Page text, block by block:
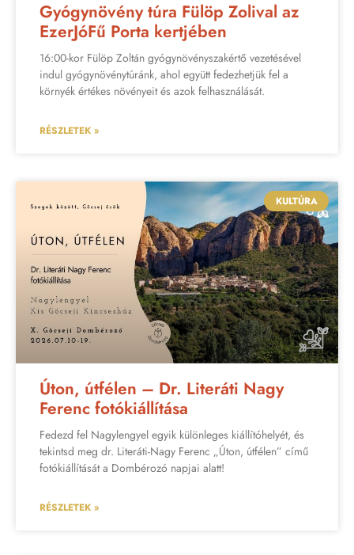
Gyógynövény túra Fülöp Zolival az
EzerJóFű Porta kertjében
16:00-kor Fülöp Zoltán gyógynövényszakértő vezetésével
indul gyógynövénytúránk, ahol együtt fedezhetjük fel a
környék értékes növényeit és azok felhasználását.
RÉSZLETEK »
KULTÚRA
Úton, útfélen – Dr. Literáti Nagy
Ferenc fotókiállítása
Fedezd fel Nagylengyel egyik különleges kiállítóhelyét, és
tekintsd meg dr. Literáti-Nagy Ferenc „Úton, útfélen” című
fotókiállítását a Dombérozó napjai alatt!
RÉSZLETEK »